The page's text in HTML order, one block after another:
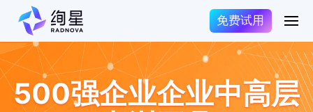
免费试用
500强企业企业中高层